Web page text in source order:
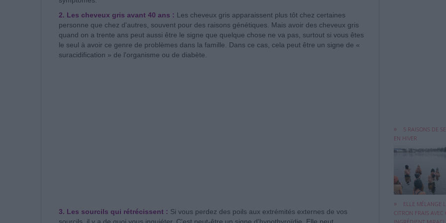
2. Les cheveux gris avant 40 ans : Les cheveux gris apparaissent plus tôt chez certaines
personne que chez d'autres, souvent pour des raisons génétiques. Mais avoir des cheveux gris
quand on a trente ans peut aussi être le signe que quelque chose ne va pas, surtout si vous êtes
le seul à avoir ce genre de problèmes dans la famille. Dans ce cas, cela peut être un signe de «
suracidification » de l'organisme ou de diabète.
3. Les sourcils qui rétrécissent : Si vous perdez des poils aux extrémités externes de vos
5 RAISONS DE
EN HIVER
ELLE MÉLANGE
CITRON FRAIS AVEC
Le citron est un
remède pour ...